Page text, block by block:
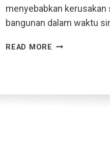
menyebabkan
bangunan dalam waktu
READ MORE